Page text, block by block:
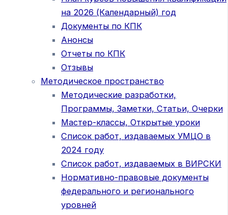
на 2026 (Календарный) год
Документы по КПК
Анонсы
Отчеты по КПК
Отзывы
Методическое пространство
Методические разработки,
Программы, Заметки, Статьи, Очерки
Мастер-классы, Открытые уроки
Список работ, издаваемых УМЦО в
2024 году
Список работ, издаваемых в ВИРСКИ
Нормативно-правовые документы
федерального и регионального
уровней